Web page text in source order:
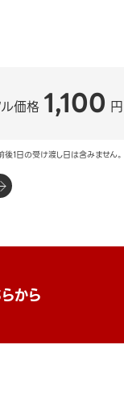
価格 1,100
1日の受け渡し日は含みません。
から